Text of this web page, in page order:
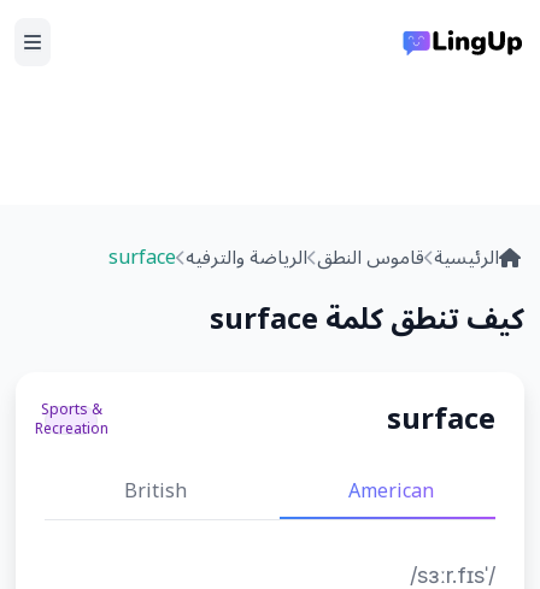
الرئيسية قاموس النطق الرياضة والترفيه surface
كيف تنطق كلمة surface
surface
Sports &
Recreation
American
British
/ˈsɜːr.fɪs/